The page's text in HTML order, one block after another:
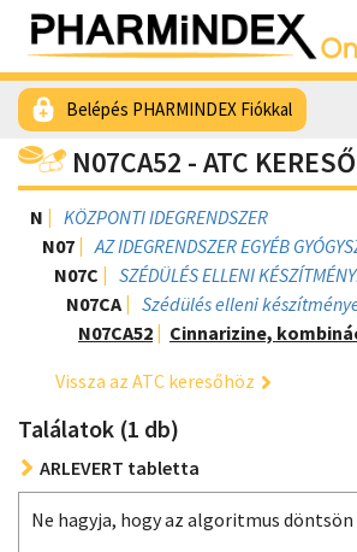
Belépés PHARMINDEX Fiókkal
N07CA52 - ATC KERESŐ
N
KÖZPONTI IDEGRENDSZER
N07
AZ IDEGRENDSZER EGYÉB
N07C
SZÉDÜLÉS ELLENI
N07CA
Szédülés elleni
N07CA52
Cinnarizine,
Vissza az ATC keresőhöz
Találatok (1 db)
ARLEVERT tabletta
Ne hagyja, hogy az algoritmus